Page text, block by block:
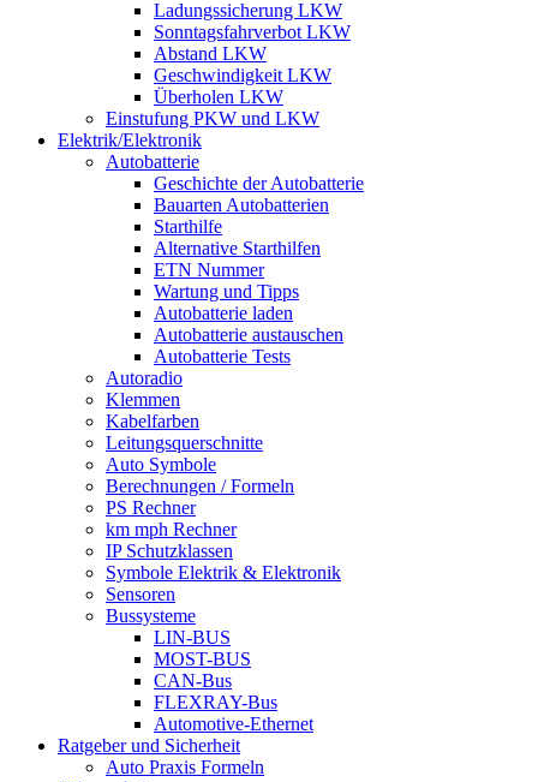
Ladungssicherung LKW
Sonntagsfahrverbot LKW
Abstand LKW
Geschwindigkeit LKW
Überholen LKW
Einstufung PKW und LKW
Elektrik/Elektronik
Autobatterie
Geschichte der Autobatterie
Bauarten Autobatterien
Starthilfe
Alternative Starthilfen
ETN Nummer
Wartung und Tipps
Autobatterie laden
Autobatterie austauschen
Autobatterie Tests
Autoradio
Klemmen
Kabelfarben
Leitungsquerschnitte
Auto Symbole
Berechnungen / Formeln
PS Rechner
km mph Rechner
IP Schutzklassen
Symbole Elektrik & Elektronik
Sensoren
Bussysteme
LIN-BUS
MOST-BUS
CAN-Bus
FLEXRAY-Bus
Automotive-Ethernet
Ratgeber und Sicherheit
Auto Praxis Formeln